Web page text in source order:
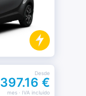
Desde
397.16 €
mes· IVA incluido